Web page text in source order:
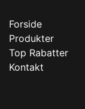
Forside
Produkter
Top Rabatter
Kontakt